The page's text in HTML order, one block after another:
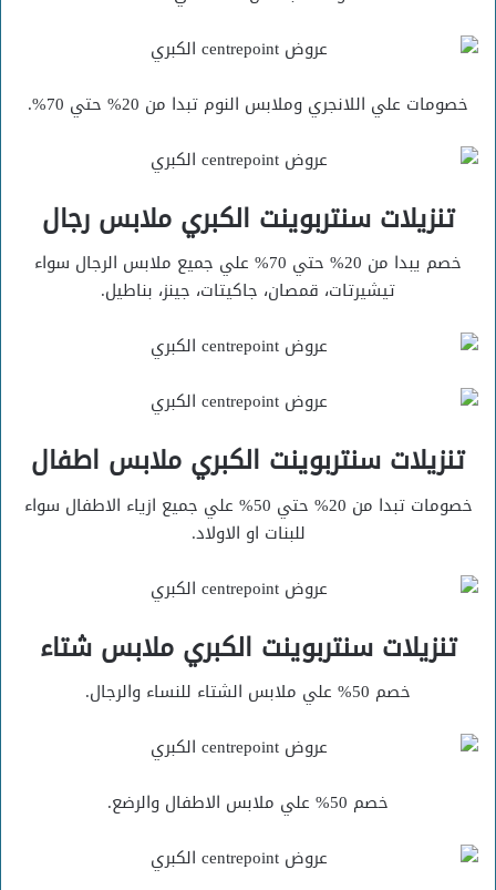
خصومات علي اللانجري وملابس النوم تبدا من 20% حتي 70%.
تنزيلات سنتربوينت الكبري ملابس رجال
خصم يبدا من 20% حتي 70% علي جميع ملابس الرجال سواء
تيشيرتات، قمصان، جاكيتات، جينز، بناطيل.
تنزيلات سنتربوينت الكبري ملابس اطفال
خصومات تبدا من 20% حتي 50% علي جميع ازياء الاطفال سواء
للبنات او الاولاد.
تنزيلات سنتربوينت الكبري ملابس شتاء
خصم 50% علي ملابس الشتاء للنساء والرجال.
خصم 50% علي ملابس الاطفال والرضع.